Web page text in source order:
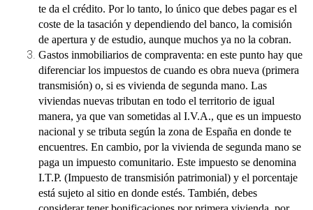
te da el crédito. Por lo tanto, lo único que debes pagar es el
coste de la tasación y dependiendo del banco, la comisión
de apertura y de estudio, aunque muchos ya no la cobran.
Gastos inmobiliarios de compraventa: en este punto hay que
diferenciar los impuestos de cuando es obra nueva (primera
transmisión) o, si es vivienda de segunda mano. Las
viviendas nuevas tributan en todo el territorio de igual
manera, ya que van sometidas al I.V.A., que es un impuesto
nacional y se tributa según la zona de España en donde te
encuentres. En cambio, por la vivienda de segunda mano se
paga un impuesto comunitario. Este impuesto se denomina
I.T.P. (Impuesto de transmisión patrimonial) y el porcentaje
está sujeto al sitio en donde estés. También, debes